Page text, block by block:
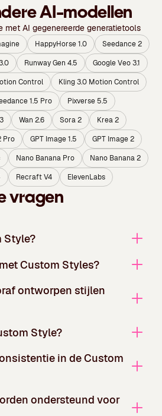
AI-modellen
AI gegenereerde generatietools
HappyHorse 1.0
Seedance 2
Runway Gen 4.5
Google Veo 3.1
Control
Kling 3.0 Motion Control
1.5 Pro
Pixverse 5.5
Wan 2.6 Sora 2
Krea 2
Pro GPT Image 1.5
GPT Image 2
Nano Banana Pro
Nano Banana 2
Recraft V4 ElevenLabs
vragen
Style?
Custom Styles?
ontworpen stijlen
Style?
in de Custom
ondersteund voor